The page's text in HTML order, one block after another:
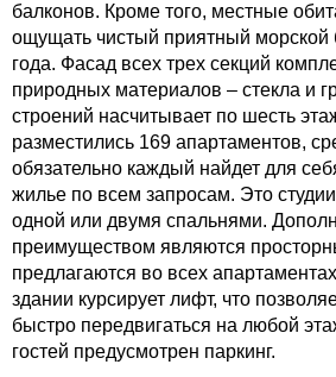
балконов. Кроме того, местные
ощущать чистый приятный морской
года. Фасад всех трех секций
природных материалов – стекла и
строений насчитывает по шесть
разместились 169 апартаментов,
обязательно каждый найдет для
жилье по всем запросам. Это
одной или двумя спальнями.
преимуществом являются
предлагаются во всех
здании курсирует лифт, что
быстро передвигаться на любой
гостей предусмотрен паркинг.